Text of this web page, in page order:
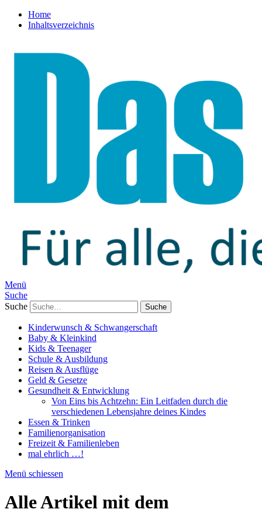
Home
Inhaltsverzeichnis
Menü
Suche
Suche
Kinderwunsch & Schwangerschaft
Baby & Kleinkind
Kids & Teenager
Schule & Ausbildung
Reisen & Ausflüge
Geld & Gesetze
Gesundheit & Entwicklung
Von Eins bis Achtzehn: Ein Leitfaden durch die
verschiedenen Lebensjahre deines Kindes
Essen & Trinken
Familienorganisation
Freizeit & Familienleben
mal ehrlich …!
Menü schiessen
Alle Artikel mit dem